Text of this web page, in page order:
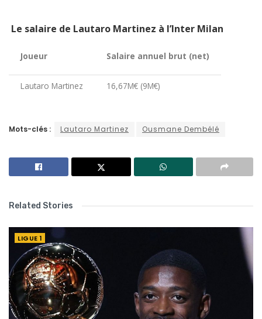
Le salaire de Lautaro Martinez à l’Inter Milan
Joueur Salaire annuel brut (net)
Lautaro Martinez 16,67M€ (9M€)
Mots-clés : Lautaro Martinez Ousmane Dembélé
Related Stories
LIGUE 1